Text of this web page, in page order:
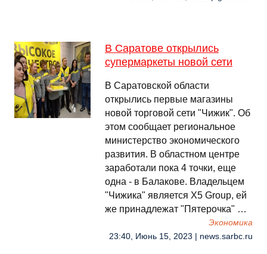
В Саратове открылись
супермаркеты новой сети
В Саратовской области
открылись первые магазины
новой торговой сети "Чижик". Об
этом сообщает региональное
министерство экономического
развития. В областном центре
заработали пока 4 точки, еще
одна - в Балакове. Владельцем
"Чижика" является X5 Group, ей
же принадлежат "Пятерочка" …
Экономика
23:40, Июнь 15, 2023 | news.sarbc.ru